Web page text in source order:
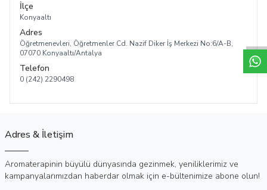
İlçe
Konyaaltı
Adres
Öğretmenevleri, Öğretmenler Cd. Nazif Diker İş Merkezi No:6/A-B,
07070 Konyaaltı/Antalya
Telefon
0 (242) 2290498
Adres & İletişim
Aromaterapinin büyülü dünyasında gezinmek, yeniliklerimiz ve
kampanyalarımızdan haberdar olmak için e-bültenimize abone olun!